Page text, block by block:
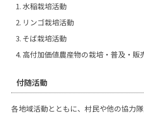
水稲栽培活動
リンゴ栽培活動
そば栽培活動
高付加価値農産物の栽培・普及・販
付随活動
各地域活動とともに、村民や他の協力